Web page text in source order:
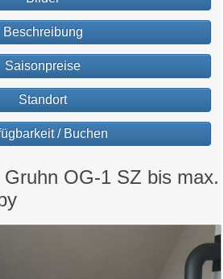
Beschreibung
Saisonpreise
Standort
/ Buchen
OG-1 SZ bis max.